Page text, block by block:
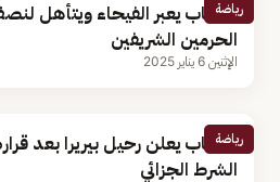
رياضة
الشباب يعبر الفيحاء ويتأهل
الحرمين الشريفين
الإثنين 6 يناير 2025
رياضة
الشباب يعلن رحيل بيريرا بعد
الشرط الجزائي